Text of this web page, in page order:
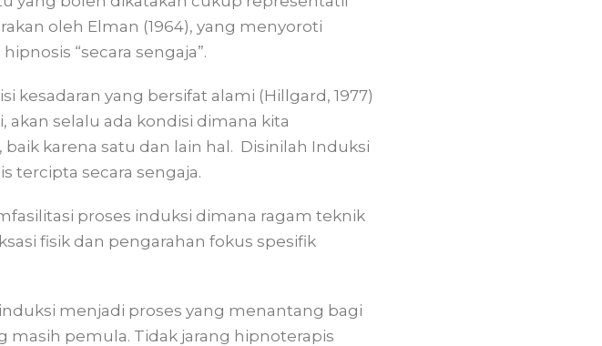
oleh Elman (1964), yang menyoroti
“secara sengaja”.
kesadaran yang bersifat alami (Hillgard, 1977)
selalu ada kondisi dimana kita
karena satu dan lain hal. Disinilah Induksi
tercipta secara sengaja.
proses induksi dimana ragam teknik
fisik dan pengarahan fokus spesifik
menjadi proses yang menantang bagi
pemula. Tidak jarang hipnoterapis